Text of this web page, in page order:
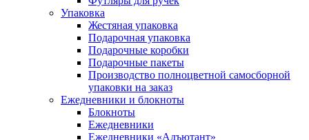
Упаковка
Жестяная упаковка
Подарочная упаковка
Подарочные коробки
Подарочные пакеты
Производство полноцветной самосборной
упаковки на заказ
Ежедневники и блокноты
Блокноты
Ежедневники
Ежедневники «Адъютант»